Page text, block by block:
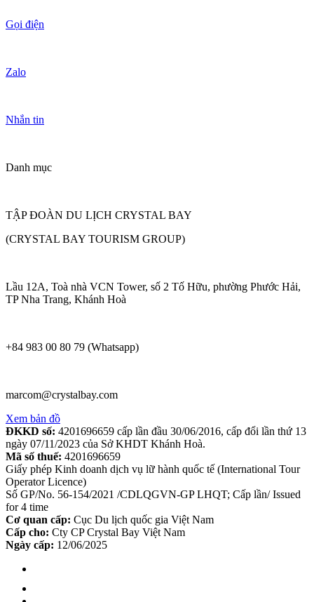
Gọi điện
Zalo
Nhắn tin
Danh mục
TẬP ĐOÀN DU LỊCH CRYSTAL BAY
(CRYSTAL BAY TOURISM GROUP)
Lầu 12A, Toà nhà VCN Tower, số 2 Tố Hữu, phường Phước Hải,
TP Nha Trang, Khánh Hoà
+84 983 00 80 79 (Whatsapp)
marcom@crystalbay.com
Xem bản đồ
ĐKKD số: 4201696659 cấp lần đầu 30/06/2016, cấp đổi lần thứ 13
ngày 07/11/2023 của Sở KHDT Khánh Hoà.
Mã số thuế: 4201696659
Giấy phép Kinh doanh dịch vụ lữ hành quốc tế (International Tour
Operator Licence)
Số GP/No. 56-154/2021 /CDLQGVN-GP LHQT; Cấp lần/ Issued
for 4 time
Cơ quan cấp: Cục Du lịch quốc gia Việt Nam
Cấp cho: Cty CP Crystal Bay Việt Nam
Ngày cấp: 12/06/2025